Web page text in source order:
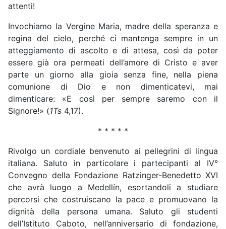
attenti!
Invochiamo la Vergine Maria, madre della speranza e
regina del cielo, perché ci mantenga sempre in un
atteggiamento di ascolto e di attesa, così da poter
essere già ora permeati dell’amore di Cristo e aver
parte un giorno alla gioia senza fine, nella piena
comunione di Dio e non dimenticatevi, mai
dimenticare: «E così per sempre saremo con il
Signore!» (1Ts 4,17).
* * * * *
Rivolgo un cordiale benvenuto ai pellegrini di lingua
italiana. Saluto in particolare i partecipanti al IV°
Convegno della Fondazione Ratzinger-Benedetto XVI
che avrà luogo a Medellín, esortandoli a studiare
percorsi che costruiscano la pace e promuovano la
dignità della persona umana. Saluto gli studenti
dell’Istituto Caboto, nell’anniversario di fondazione,